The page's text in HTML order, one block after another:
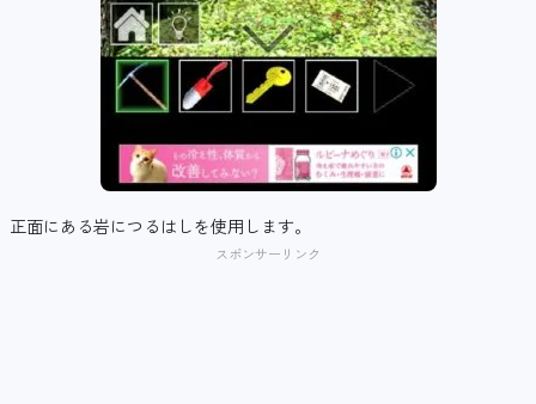
正面にある岩につるはしを使用します。
スポンサーリンク